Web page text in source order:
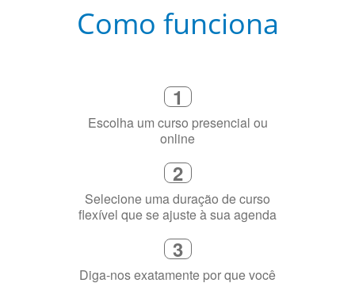
Escolha um curso presencial ou
online
2
Selecione uma duração de curso
flexível que se ajuste à sua agenda
3
Diga-nos exatamente por que você
precisa aprender a língua